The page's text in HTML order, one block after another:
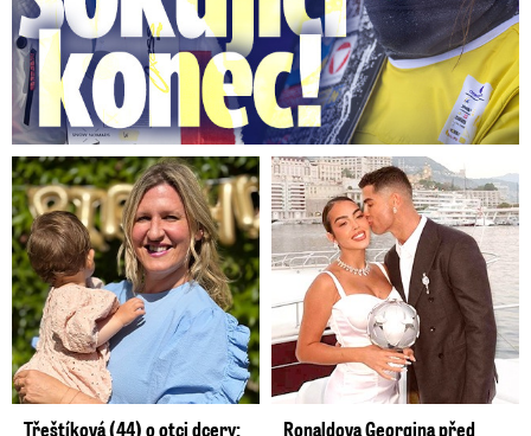
Třeštíková (44) o otci dcery:
Ronaldova Georgina před